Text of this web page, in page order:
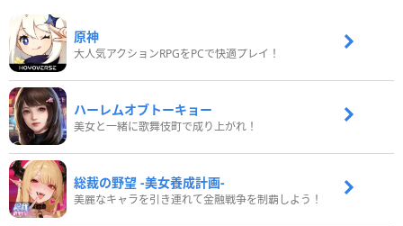
原神
大人気アクションRPGをPCで快適プレイ！
ハーレムオブトーキョー
美女と一緒に歌舞伎町で成り上がれ！
総裁の野望 -美女養成計画-
美麗なキャラを引き連れて金融戦争を制覇しよう！